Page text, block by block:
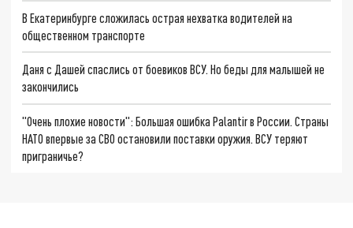
В Екатеринбурге сложилась острая нехватка водителей на
общественном транспорте
Даня с Дашей спаслись от боевиков ВСУ. Но беды для малышей не
закончились
"Очень плохие новости": Большая ошибка Palantir в России. Страны
НАТО впервые за СВО остановили поставки оружия. ВСУ теряют
приграничье?